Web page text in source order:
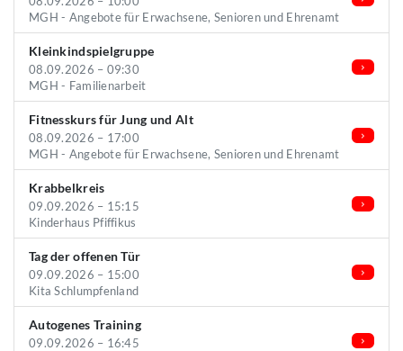
MGH - Angebote für Erwachsene, Senioren und Ehrenamt
Kleinkindspielgruppe
08.09.2026 – 09:30
MGH - Familienarbeit
Fitnesskurs für Jung und Alt
08.09.2026 – 17:00
MGH - Angebote für Erwachsene, Senioren und Ehrenamt
Krabbelkreis
09.09.2026 – 15:15
Kinderhaus Pfiffikus
Tag der offenen Tür
09.09.2026 – 15:00
Kita Schlumpfenland
Autogenes Training
09.09.2026 – 16:45